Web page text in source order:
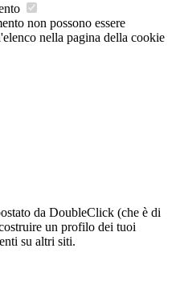
non possono essere
nella pagina della cookie
da DoubleClick (che è di
un profilo dei tuoi
su altri siti.